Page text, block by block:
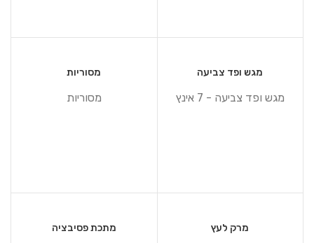
מגש ופד צביעה
מגש ופד צביעה - 7 אינץ
מסוריות
מסוריות
מרק לעץ מתכת פסיבציה